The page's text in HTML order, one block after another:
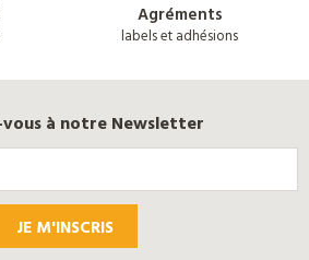
Agréments
labels et adhésions
à notre Newsletter
JE M'INSCRIS